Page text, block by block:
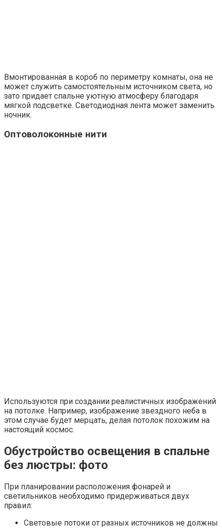
Вмонтированная в короб по периметру комнаты, она не
может служить самостоятельным источником света, но
зато придает спальне уютную атмосферу благодаря
мягкой подсветке. Светодиодная лента может заменить
ночник.
Оптоволоконные нити
Используются при создании реалистичных изображений
на потолке. Например, изображение звездного неба в
этом случае будет мерцать, делая потолок похожим на
настоящий космос.
Обустройство освещения в спальне
без люстры: фото
При планировании расположения фонарей и
светильников необходимо придерживаться двух
правил:
Световые потоки от разных источников не должны